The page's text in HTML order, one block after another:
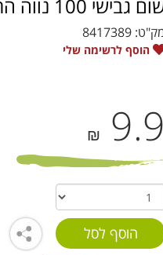
גבישי 100 נווה התבלין
8417389
הוסף לרשימה שלי
9.9
₪